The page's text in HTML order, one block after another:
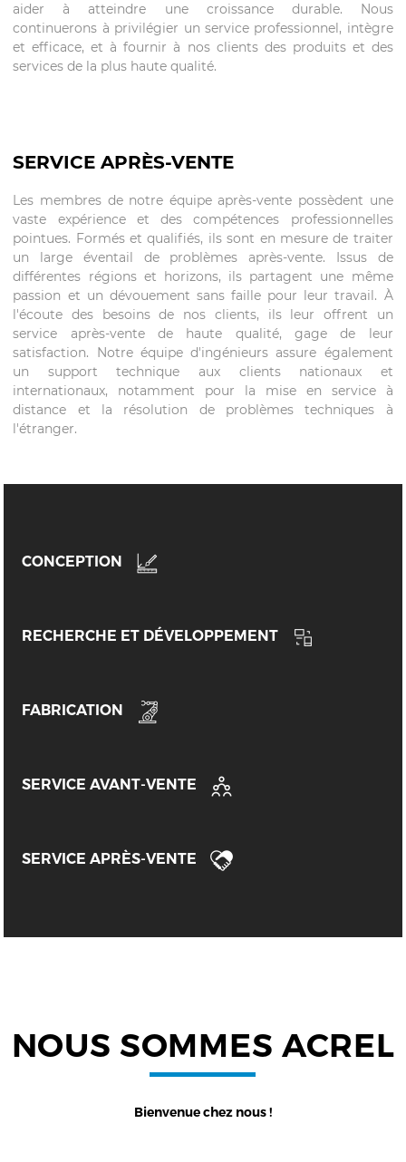
aider à atteindre une croissance durable. Nous
continuerons à privilégier un service professionnel, intègre
et efficace, et à fournir à nos clients des produits et des
services de la plus haute qualité.
SERVICE APRÈS-VENTE
Les membres de notre équipe après-vente possèdent une
vaste expérience et des compétences professionnelles
pointues. Formés et qualifiés, ils sont en mesure de traiter
un large éventail de problèmes après-vente. Issus de
différentes régions et horizons, ils partagent une même
passion et un dévouement sans faille pour leur travail. À
l'écoute des besoins de nos clients, ils leur offrent un
service après-vente de haute qualité, gage de leur
satisfaction. Notre équipe d'ingénieurs assure également
un support technique aux clients nationaux et
internationaux, notamment pour la mise en service à
distance et la résolution de problèmes techniques à
l'étranger.
CONCEPTION
RECHERCHE ET DÉVELOPPEMENT
FABRICATION
SERVICE AVANT-VENTE
SERVICE APRÈS-VENTE
NOUS SOMMES ACREL
Bienvenue chez nous !